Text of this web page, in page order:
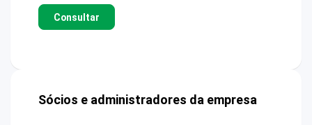
Consultar
Sócios e administradores da empresa